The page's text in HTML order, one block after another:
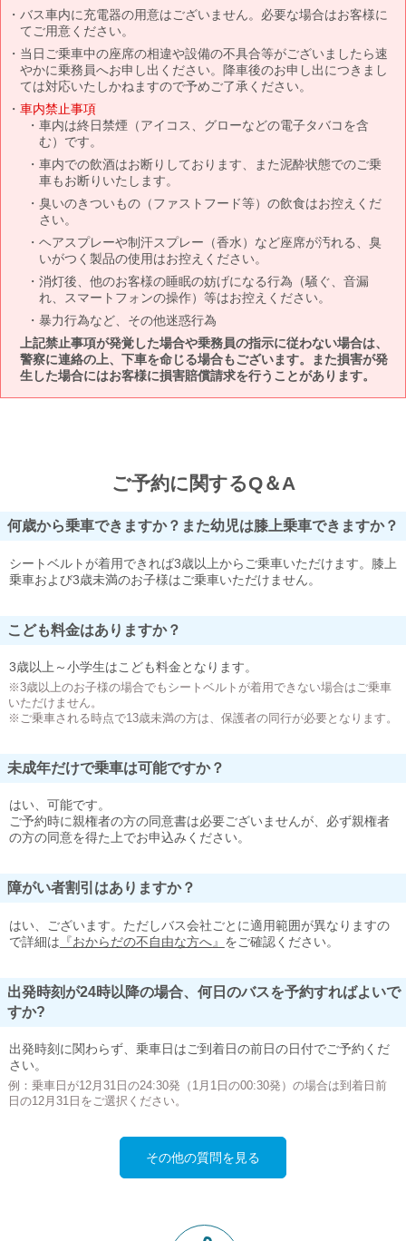
バス車内に充電器の用意はございません。必要な場合はお客様に
てご用意ください。
当日ご乗車中の座席の相違や設備の不具合等がございましたら速
やかに乗務員へお申し出ください。降車後のお申し出につきまし
ては対応いたしかねますので予めご了承ください。
車内禁止事項
車内は終日禁煙（アイコス、グローなどの電子タバコを含
む）です。
車内での飲酒はお断りしております、また泥酔状態でのご乗
車もお断りいたします。
臭いのきついもの（ファストフード等）の飲食はお控えくだ
さい。
ヘアスプレーや制汗スプレー（香水）など座席が汚れる、臭
いがつく製品の使用はお控えください。
消灯後、他のお客様の睡眠の妨げになる行為（騒ぐ、音漏
れ、スマートフォンの操作）等はお控えください。
暴力行為など、その他迷惑行為
上記禁止事項が発覚した場合や乗務員の指示に従わない場合は、
警察に連絡の上、下車を命じる場合もございます。また損害が発
生した場合にはお客様に損害賠償請求を行うことがあります。
ご予約に関するQ＆A
何歳から乗車できますか？また幼児は膝上乗車できますか？
シートベルトが着用できれば3歳以上からご乗車いただけます。膝上
乗車および3歳未満のお子様はご乗車いただけません。
こども料金はありますか？
3歳以上～小学生はこども料金となります。
※3歳以上のお子様の場合でもシートベルトが着用できない場合はご乗車
いただけません。
※ご乗車される時点で13歳未満の方は、保護者の同行が必要となります。
未成年だけで乗車は可能ですか？
はい、可能です。
ご予約時に親権者の方の同意書は必要ございませんが、必ず親権者
の方の同意を得た上でお申込みください。
障がい者割引はありますか？
はい、ございます。ただしバス会社ごとに適用範囲が異なりますの
で詳細は 『おからだの不自由な方へ』 をご確認ください。
出発時刻が24時以降の場合、何日のバスを予約すればよいで
すか?
出発時刻に関わらず、乗車日はご到着日の前日の日付でご予約くだ
さい。
例：乗車日が12月31日の24:30発（1月1日の00:30発）の場合は到着日前
日の12月31日をご選択ください。
その他の質問を見る